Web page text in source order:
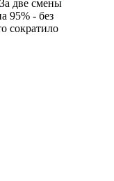
две смены
95% - без
сократило